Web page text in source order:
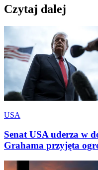
Czytaj dalej
USA
Senat USA uderza w
Grahama przyjęta